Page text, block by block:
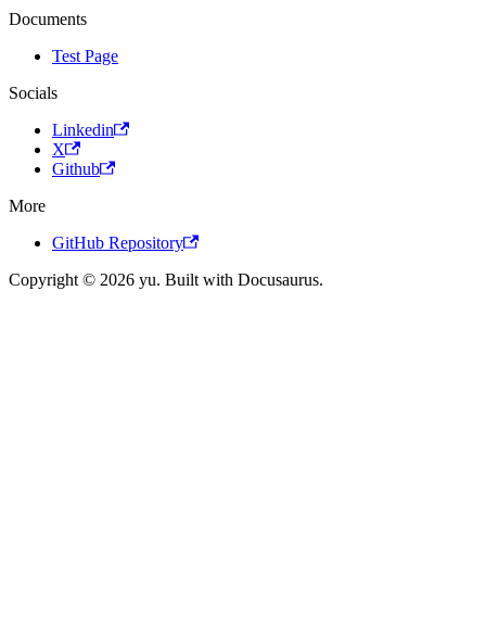
Documents
Test Page
Socials
Linkedin
X
Github
More
GitHub Repository
Copyright © 2026 yu. Built with Docusaurus.